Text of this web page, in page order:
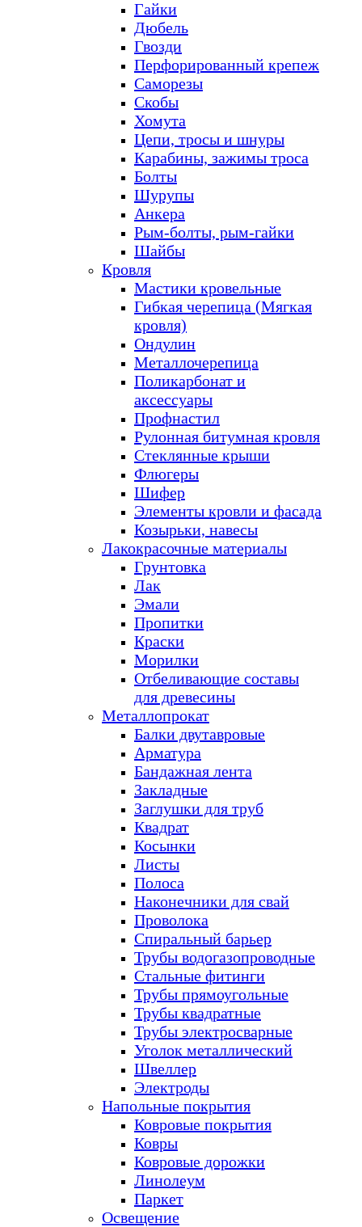
Гайки
Дюбель
Гвозди
Перфорированный крепеж
Саморезы
Скобы
Хомута
Цепи, тросы и шнуры
Карабины, зажимы троса
Болты
Шурупы
Анкера
Рым-болты, рым-гайки
Шайбы
Кровля
Мастики кровельные
Гибкая черепица (Мягкая
кровля)
Ондулин
Металлочерепица
Поликарбонат и
аксессуары
Профнастил
Рулонная битумная кровля
Стеклянные крыши
Флюгеры
Шифер
Элементы кровли и фасада
Козырьки, навесы
Лакокрасочные материалы
Грунтовка
Лак
Эмали
Пропитки
Краски
Морилки
Отбеливающие составы
для древесины
Металлопрокат
Балки двутавровые
Арматура
Бандажная лента
Закладные
Заглушки для труб
Квадрат
Косынки
Листы
Полоса
Наконечники для свай
Проволока
Спиральный барьер
Трубы водогазопроводные
Стальные фитинги
Трубы прямоугольные
Трубы квадратные
Трубы электросварные
Уголок металлический
Швеллер
Электроды
Напольные покрытия
Ковровые покрытия
Ковры
Ковровые дорожки
Линолеум
Паркет
Освещение